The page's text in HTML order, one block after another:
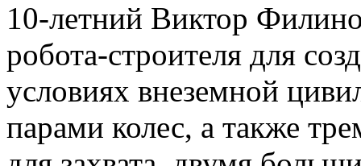
10-летний Виктор
робота-строителя для
условиях внеземной
парами колес, а также